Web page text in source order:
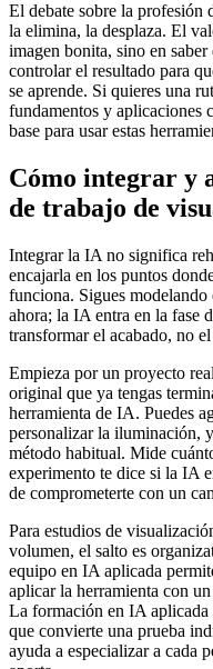
El debate sobre la profesión
la elimina, la desplaza. El
imagen bonita, sino en
controlar el resultado para
se aprende. Si quieres una
fundamentos y aplicaciones
base para usar estas
Cómo integrar y
de trabajo de
Integrar la IA no significa
encajarla en los puntos
funciona. Sigues modelando
ahora; la IA entra en la fase
transformar el acabado, no
Empieza por un proyecto
original que ya tengas
herramienta de IA. Puedes
personalizar la iluminación,
método habitual. Mide
experimento te dice si la IA
de comprometerte con un
Para estudios de
volumen, el salto es
equipo en IA aplicada
aplicar la herramienta con
La formación en IA aplicada
que convierte una prueba
ayuda a especializar a cada